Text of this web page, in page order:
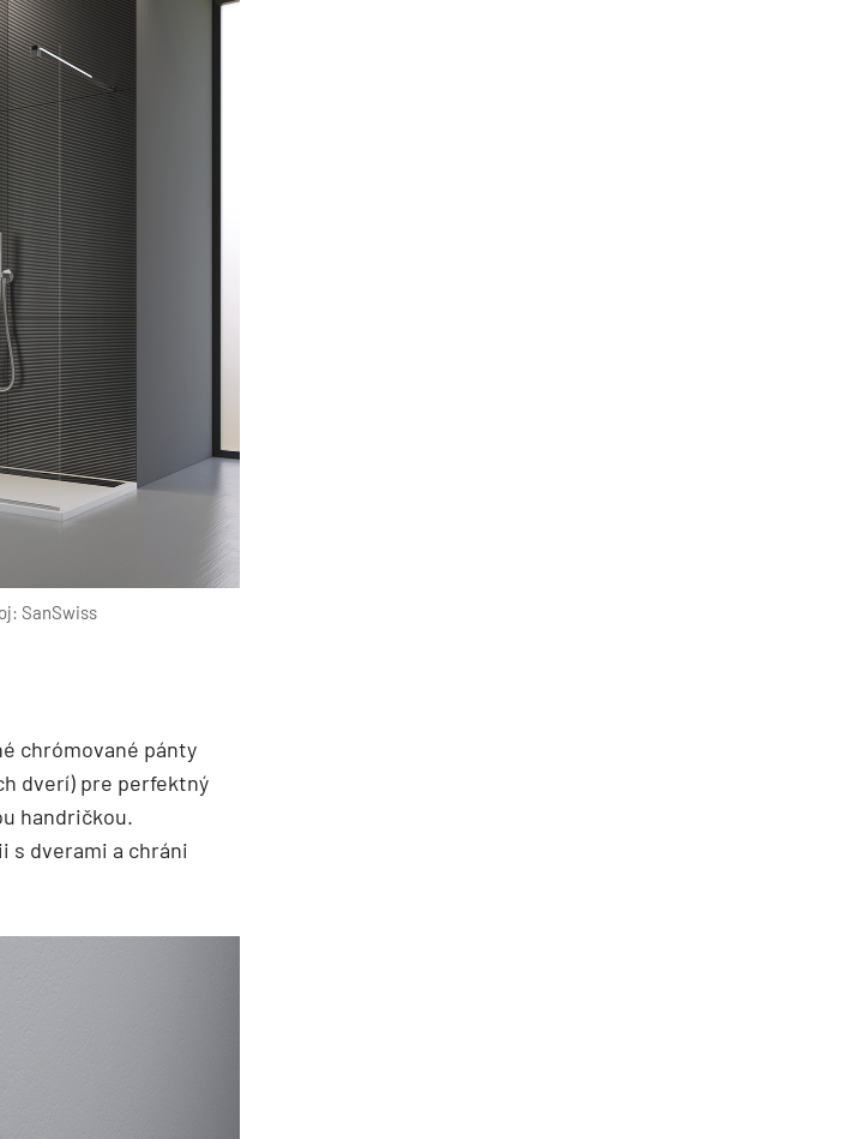
SanSwiss
chrómované pánty
dverí) pre perfektný
handričkou.
s dverami a chráni